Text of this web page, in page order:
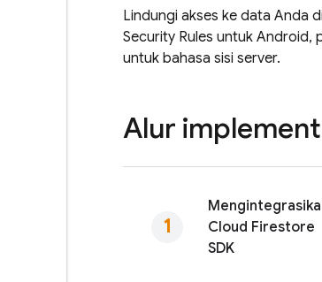
Lindungi akses ke data Anda di
Security Rules untuk Android,
untuk bahasa sisi server.
Alur
Cloud Firestore
SDK